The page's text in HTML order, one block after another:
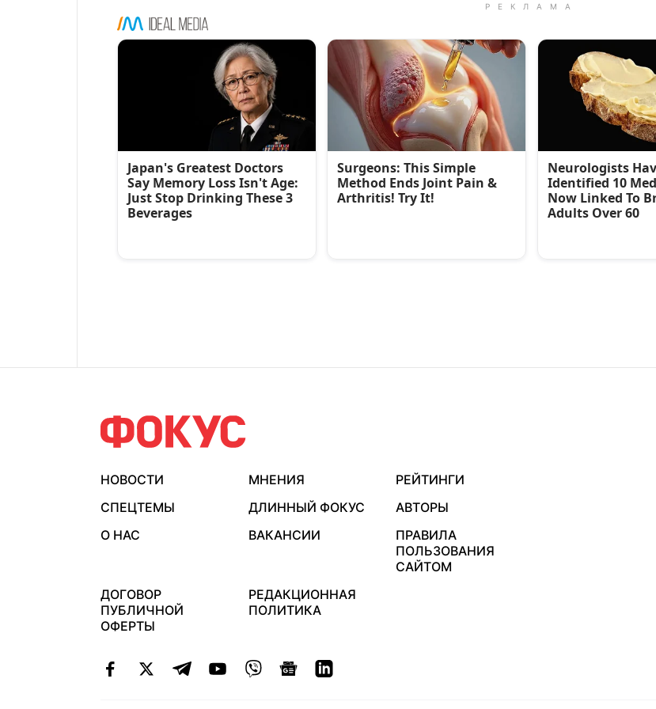
НОВОСТИ МНЕНИЯ
РЕЙТИНГИ
СПЕЦТЕМЫ
ДЛИННЫЙ ФОКУС
АВТОРЫ
О НАС
ВАКАНСИИ
ПРАВИЛА
ПОЛЬЗОВАНИЯ
САЙТОМ
ДОГОВОР
ПУБЛИЧНОЙ
ОФЕРТЫ
РЕДАКЦИОННАЯ
ПОЛИТИКА